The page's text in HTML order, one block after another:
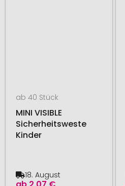
ab 40 Stück
MINI VISIBLE
Sicherheitsweste
Kinder
18. August